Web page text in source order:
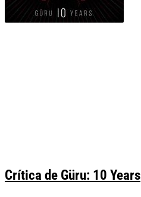
Crítica de Güru: 10 Years